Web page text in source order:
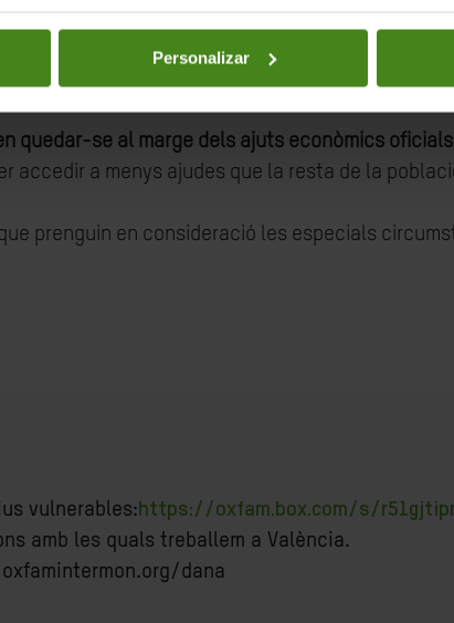
Personalizar
comunes entre persones en situació de
a l'hora de dissenyar noves mesures i fer
quedar-se al marge dels ajuts econòmics oficials
accedir a menys ajudes que la resta de la
prenguin en consideració les especials
vulnerables: https://oxfam.box.com/s/
amb les quals treballem a València.
dana